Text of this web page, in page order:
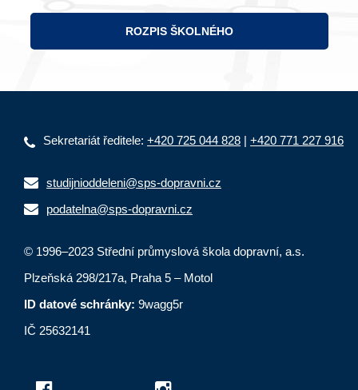
ROZPIS ŠKOLNÉHO
Sekretariát ředitele: +420 725 044 828 | +420 771 227 916
studijnioddeleni@sps-dopravni.cz
podatelna@sps-dopravni.cz
© 1996–2023 Střední průmyslová škola dopravní, a.s.
Plzeňská 298/217a, Praha 5 – Motol
ID datové schránky: 9wagg5r
IČ 25632141